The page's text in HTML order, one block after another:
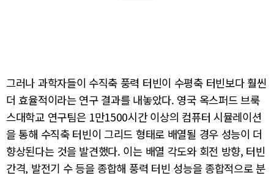
그러나 과학자들이 수직축 풍력 터빈이 수평축 터빈보다 훨씬
더 효율적이라는 연구 결과를 내놓았다. 영국 옥스퍼드 브룩
스대학교 연구팀은 1만1500시간 이상의 컴퓨터 시뮬레이션
을 통해 수직축 터빈이 그리드 형태로 배열될 경우 성능이 더
향상된다는 것을 발견했다. 이는 배열 각도와 회전 방향, 터빈
간격, 발전기 수 등을 종합해 풍력 터빈 성능을 종합적으로 분